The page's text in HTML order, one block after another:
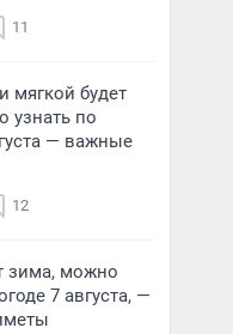
11
мягкой будет
узнать по
— важные
12
зима, можно
7 августа, —